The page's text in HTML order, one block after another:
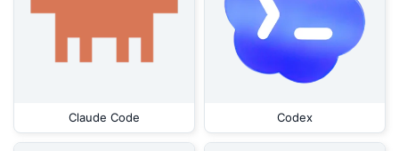
Claude Code Codex